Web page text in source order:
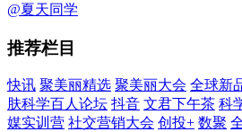
@夏天同学
推荐栏目
快讯 聚美丽精选 聚美丽大会 全球新
肤科学百人论坛 抖音 文君下午茶 科
媒实训营 社交营销大会 创投+ 数聚